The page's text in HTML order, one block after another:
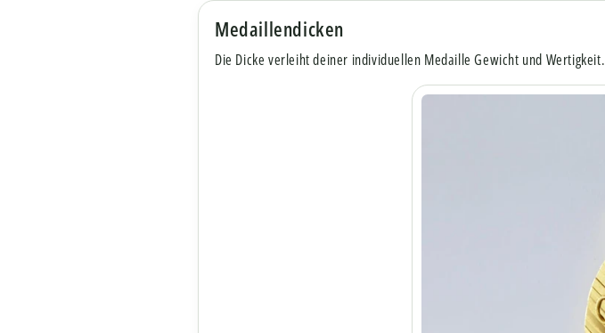
Medaillendicken
Die Dicke verleiht deiner individuellen Medaille Gewicht und Wertigkeit.